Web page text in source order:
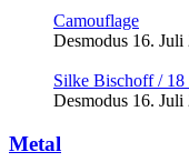
Camouflage
Desmodus 16. Juli
Silke Bischoff / 18
Desmodus 16. Juli
Metal